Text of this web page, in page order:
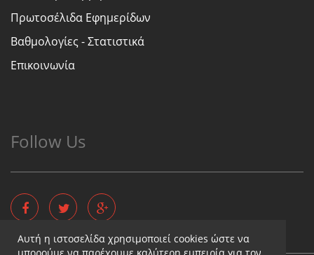
Πρωτοσέλιδα Εφημερίδων
Βαθμολογίες - Στατιστικά
Επικοινωνία
Follow Us
Αυτή η ιστοσελίδα χρησιμοποιεί cookies ώστε να